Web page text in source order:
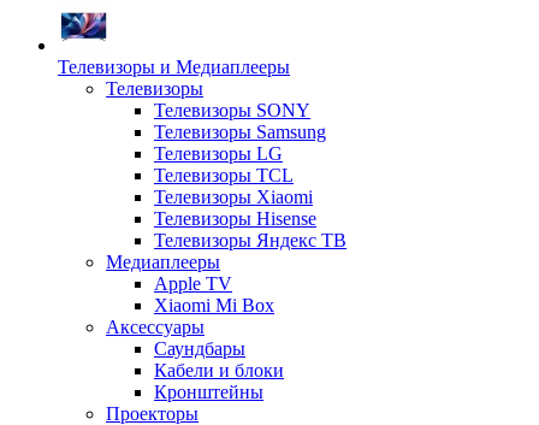
Телевизоры и Медиаплееры
Телевизоры
Телевизоры SONY
Телевизоры Samsung
Телевизоры LG
Телевизоры TCL
Телевизоры Xiaomi
Телевизоры Hisense
Телевизоры Яндекс ТВ
Медиаплееры
Apple TV
Xiaomi Mi Box
Аксессуары
Саундбары
Кабели и блоки
Кронштейны
Проекторы